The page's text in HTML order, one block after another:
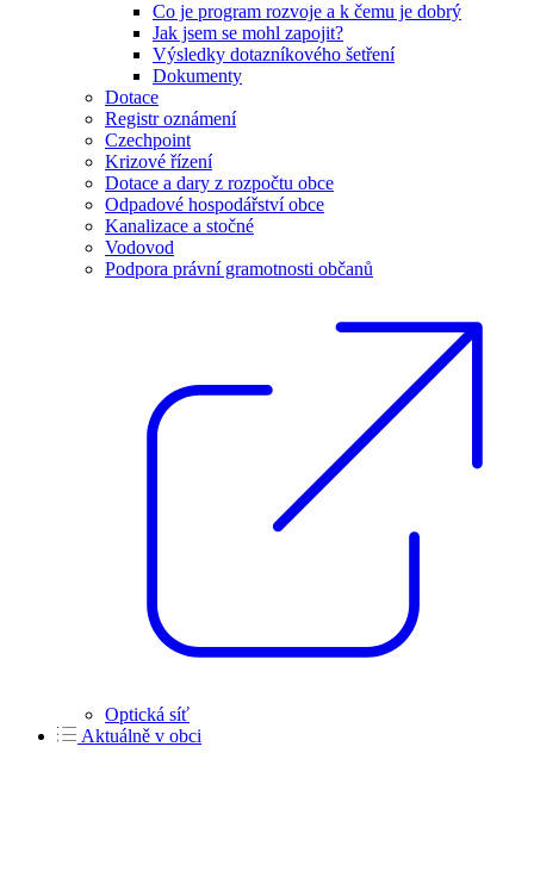
Co je program rozvoje a k čemu je dobrý
Jak jsem se mohl zapojit?
Výsledky dotazníkového šetření
Dokumenty
Dotace
Registr oznámení
Czechpoint
Krizové řízení
Dotace a dary z rozpočtu obce
Odpadové hospodářství obce
Kanalizace a stočné
Vodovod
Podpora právní gramotnosti občanů
Optická síť
Aktuálně v obci